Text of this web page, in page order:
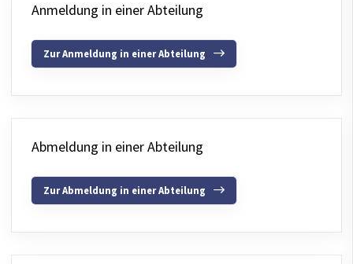
Anmeldung in einer Abteilung
Zur Anmeldung in einer Abteilung
Abmeldung in einer Abteilung
Zur Abmeldung in einer Abteilung